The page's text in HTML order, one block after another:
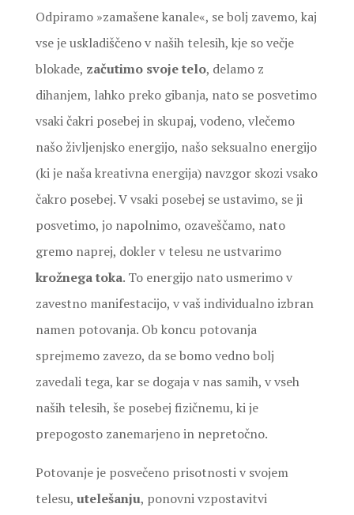
Odpiramo »zamašene kanale«, se bolj zavemo, kaj
vse je uskladiščeno v naših telesih, kje so večje
blokade, začutimo svoje telo, delamo z
dihanjem, lahko preko gibanja, nato se posvetimo
vsaki čakri posebej in skupaj, vodeno, vlečemo
našo življenjsko energijo, našo seksualno energijo
(ki je naša kreativna energija) navzgor skozi vsako
čakro posebej. V vsaki posebej se ustavimo, se ji
posvetimo, jo napolnimo, ozaveščamo, nato
gremo naprej, dokler v telesu ne ustvarimo
krožnega toka. To energijo nato usmerimo v
zavestno manifestacijo, v vaš individualno izbran
namen potovanja. Ob koncu potovanja
sprejmemo zavezo, da se bomo vedno bolj
zavedali tega, kar se dogaja v nas samih, v vseh
naših telesih, še posebej fizičnemu, ki je
prepogosto zanemarjeno in nepretočno.
Potovanje je posvečeno prisotnosti v svojem
telesu, utelešanju, ponovni vzpostavitvi